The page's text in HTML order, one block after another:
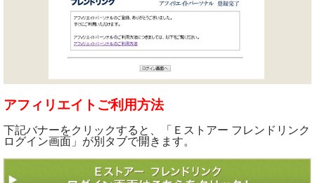
アフィリエイトご利用方法
下記バナーをクリックすると、「Ｅストアー フレンドリンク
ログイン画面」が別タブで開きます。